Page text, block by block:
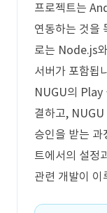
프로젝트는
연동하는 것을
로는 Node.js
서버가 포함됩
NUGU의 Play
결하고, NUGU
승인을 받는 과
트에서의 설정
관련 개발이 이